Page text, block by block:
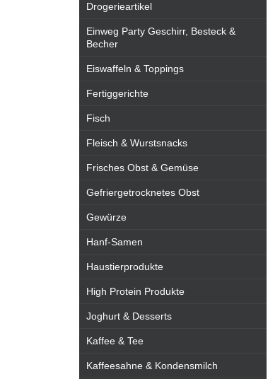
Drogerieartikel
Einweg Party Geschirr, Besteck &
Becher
Eiswaffeln & Toppings
Fertiggerichte
Fisch
Fleisch & Wurstsnacks
Frisches Obst & Gemüse
Gefriergetrocknetes Obst
Gewürze
Hanf-Samen
Haustierprodukte
High Protein Produkte
Joghurt & Desserts
Kaffee & Tee
Kaffeesahne & Kondensmilch